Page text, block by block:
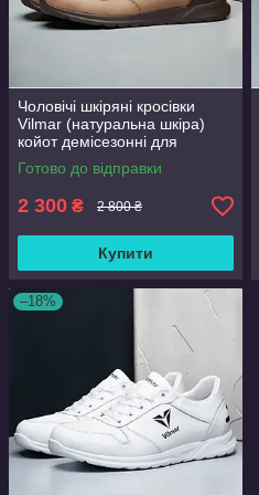
Чоловічі шкіряні кросівки
Vilmar (натуральна шкіра)
койот демісезонні для
чоловіків на весну осінь,
розмір 39 40 41 42 43 44 45
Готово до відправки
2 300 ₴ 2 800 ₴
Купити
–18%